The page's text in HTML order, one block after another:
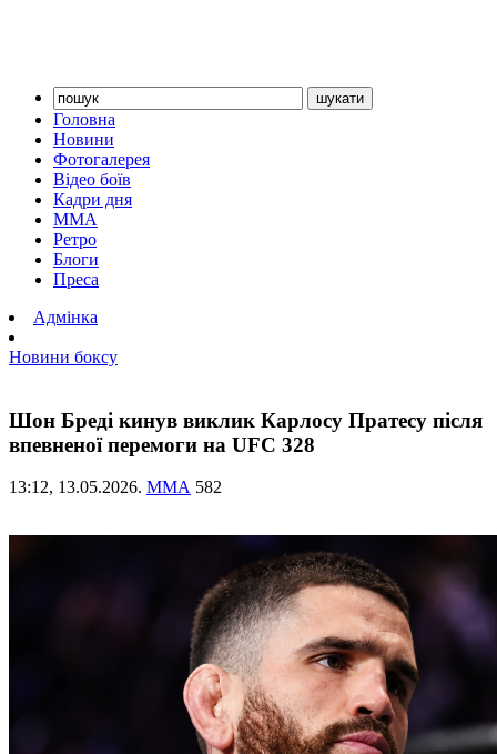
Головна
Новини
Фотогалерея
Відео боїв
Кадри дня
ММА
Ретро
Блоги
Преса
Адмінка
Новини боксу
Шон Бреді кинув виклик Карлосу Пратесу після
впевненої перемоги на UFC 328
13:12, 13.05.2026. ММА 582